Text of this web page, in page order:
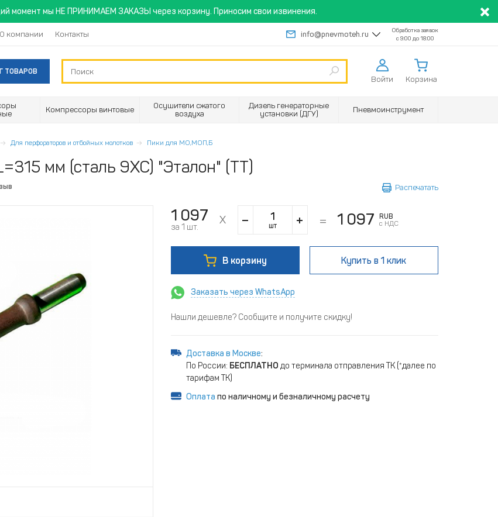
момент мы НЕ ПРИНИМАЕМ ЗАКАЗЫ через корзину. Приносим свои извинения.
О компании Контакты info@pnevmoteh.ru
Обработка заявок
с 9:00 до 18:00
ТОВАРОВ
Войти Корзина
Компрессоры винтовые
Осушители сжатого
воздуха
Дизель генераторные
установки (ДГУ)
Пневмоинструмент
Для перфораторов и отбойных молотков Пики для МО,МОП,Б
мм (сталь 9ХС) "Эталон" (ТТ)
Распечатать
1 097
за 1 шт. шт 1 097
RUB
с НДС
В корзину Купить в 1 клик
Заказать через WhatsApp
Нашли дешевле? Сообщите и получите скидку!
Доставка в Москве:
По России: БЕСПЛАТНО до терминала отправления ТК (*далее по
тарифам ТК)
Оплата по наличному и безналичному расчету